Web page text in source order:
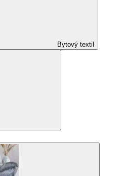
Bytový textil